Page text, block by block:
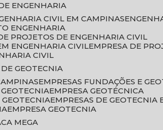
ENGENHARIA
CIVIL EM CAMPINAS
ENGENHARIA
PROJETOS DE ENGENHARIA CIVIL
ENGENHARIA CIVIL EMPRESA DE
CIVIL
DE GEOTECNIA
EMPRESAS FUNDAÇÕES E
GEOTECNIA EMPRESA GEOTÉCNICA
GEOTECNIA EMPRESAS DE GEOTECNIA
EMPRESA GEOTECNIA
MEGA